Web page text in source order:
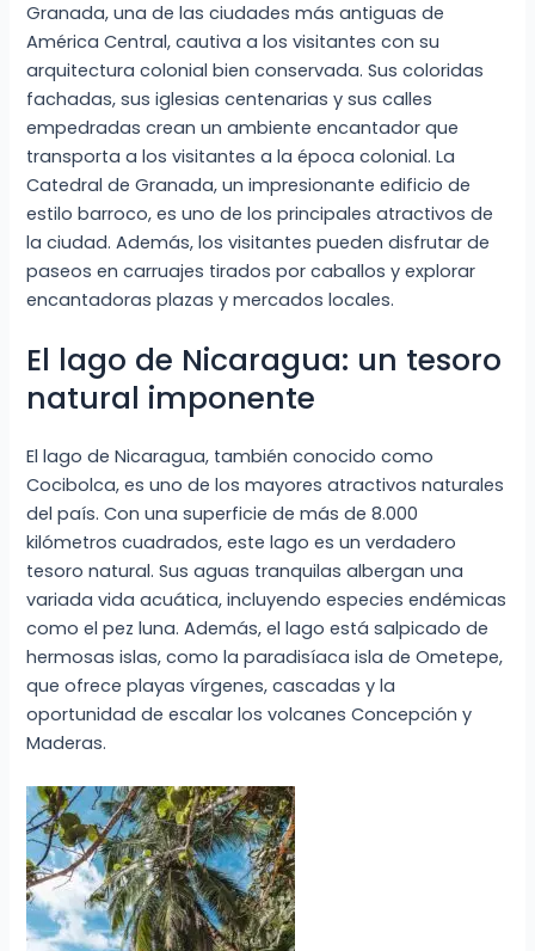
Granada, una de las ciudades más antiguas de
América Central, cautiva a los visitantes con su
arquitectura colonial bien conservada. Sus coloridas
fachadas, sus iglesias centenarias y sus calles
empedradas crean un ambiente encantador que
transporta a los visitantes a la época colonial. La
Catedral de Granada, un impresionante edificio de
estilo barroco, es uno de los principales atractivos de
la ciudad. Además, los visitantes pueden disfrutar de
paseos en carruajes tirados por caballos y explorar
encantadoras plazas y mercados locales.
El lago de Nicaragua: un tesoro
natural imponente
El lago de Nicaragua, también conocido como
Cocibolca, es uno de los mayores atractivos naturales
del país. Con una superficie de más de 8.000
kilómetros cuadrados, este lago es un verdadero
tesoro natural. Sus aguas tranquilas albergan una
variada vida acuática, incluyendo especies endémicas
como el pez luna. Además, el lago está salpicado de
hermosas islas, como la paradisíaca isla de Ometepe,
que ofrece playas vírgenes, cascadas y la
oportunidad de escalar los volcanes Concepción y
Maderas.